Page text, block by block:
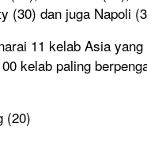
(30) dan juga Napoli
11 kelab Asia
kelab paling
(20)